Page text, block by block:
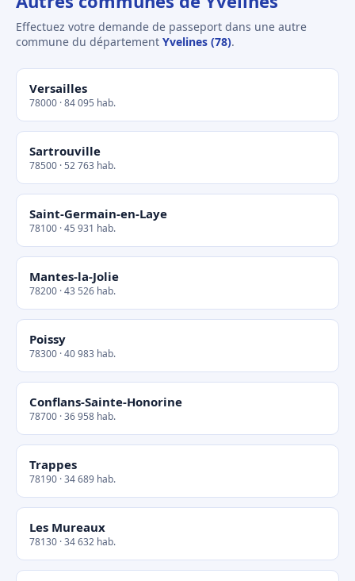
Effectuez votre demande de passeport dans une autre
commune du département Yvelines (78).
Versailles
78000 · 84 095 hab.
Sartrouville
78500 · 52 763 hab.
Saint-Germain-en-Laye
78100 · 45 931 hab.
Mantes-la-Jolie
78200 · 43 526 hab.
Poissy
78300 · 40 983 hab.
Conflans-Sainte-Honorine
78700 · 36 958 hab.
Trappes
78190 · 34 689 hab.
Les Mureaux
78130 · 34 632 hab.